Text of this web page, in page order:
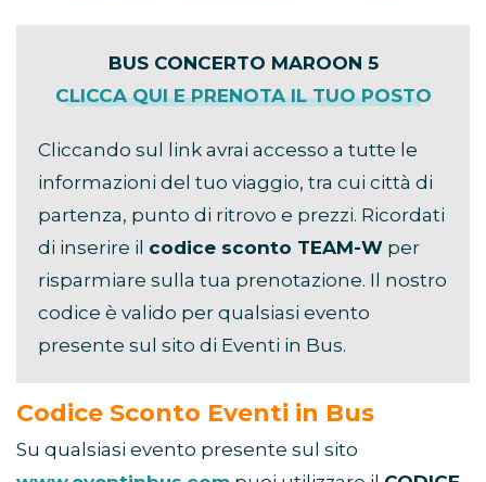
BUS CONCERTO MAROON 5
CLICCA QUI E PRENOTA IL TUO POSTO
Cliccando sul link avrai accesso a tutte le
informazioni del tuo viaggio, tra cui città di
partenza, punto di ritrovo e prezzi. Ricordati
di inserire il codice sconto TEAM-W per
risparmiare sulla tua prenotazione. Il nostro
codice è valido per qualsiasi evento
presente sul sito di Eventi in Bus.
Codice Sconto Eventi in Bus
Su qualsiasi evento presente sul sito